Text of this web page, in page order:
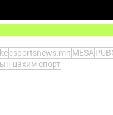
2025 оны эхний
өндөр үзүүлэлтэй
esportsnews.mn MESA
цахим спорт